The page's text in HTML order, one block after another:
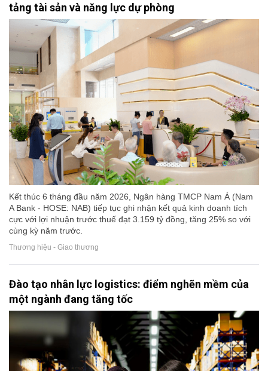
tảng tài sản và năng lực dự phòng
Kết thúc 6 tháng đầu năm 2026, Ngân hàng TMCP Nam Á (Nam
A Bank - HOSE: NAB) tiếp tục ghi nhận kết quả kinh doanh tích
cực với lợi nhuận trước thuế đạt 3.159 tỷ đồng, tăng 25% so với
cùng kỳ năm trước.
Thương hiệu - Giao thương
Đào tạo nhân lực logistics: điểm nghẽn mềm của
một ngành đang tăng tốc